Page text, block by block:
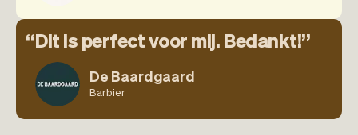
Dit is perfect voor mij. Bedankt!
De Baardgaard
Barbier